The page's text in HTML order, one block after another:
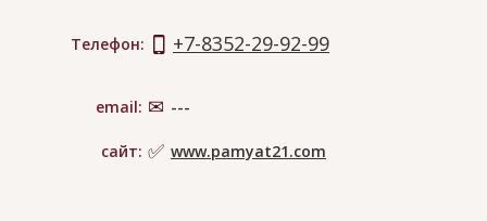
Телефон: +7-8352-29-92-99
email: ---
сайт: www.pamyat21.com